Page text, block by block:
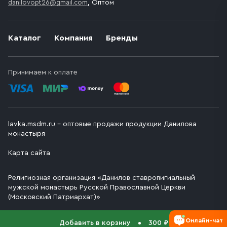
Добавить в корзину 300 ₽
Каталог Компания Бренды
Принимаем к оплате
danilovopt26@gmail.com, Оптом
lavka.msdm.ru – оптовые продажи продукции Данилова
монастыря
Карта сайта
Религиозная организация «Данилов ставропигиальный
мужской монастырь Русской Православной Церкви
(Московский Патриархат)»
Онлайн-чат